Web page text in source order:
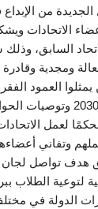
الجديدة من
الاتحادات
السابق،
ومجدية
العمود
لعمل
وتفاني
هدف تواصل لجان
لتوعية الطلاب
الدولة في